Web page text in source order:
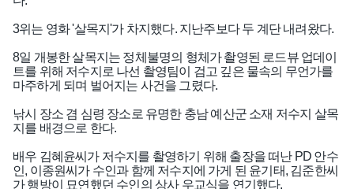
3위는 영화 '살목지'가 차지했다. 지난주보다 두 계단 내려왔다.
8일 개봉한 살목지는 정체불명의 형체가 촬영된 로드뷰 업데이
트를 위해 저수지로 나선 촬영팀이 검고 깊은 물속의 무언가를
마주하게 되며 벌어지는 사건을 그렸다.
낚시 장소 겸 심령 장소로 유명한 충남 예산군 소재 저수지 살목
지를 배경으로 한다.
배우 김혜윤씨가 저수지를 촬영하기 위해 출장을 떠난 PD 안수
인, 이종원씨가 수인과 함께 저수지에 가게 된 윤기태, 김준한씨
가 행방이 묘연했던 수인의 상사 우교식을 연기했다.